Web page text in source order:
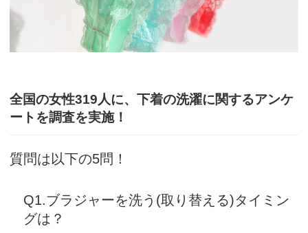
全国の女性319人に、下着の洗濯に関するアンケ
ートを調査を実施！
質問は以下の5問！
Q1.ブラジャーを洗う(取り替える)タイミン
グは？